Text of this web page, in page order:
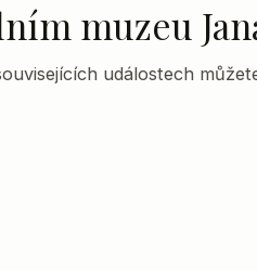
muzeu
událostech